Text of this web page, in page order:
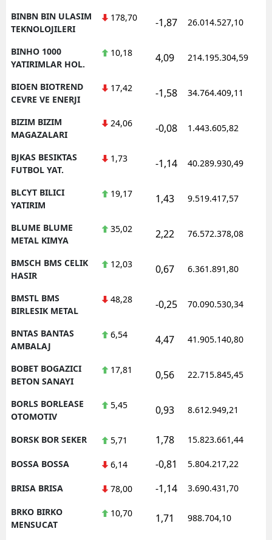
BINBN BIN ULASIM
TEKNOLOJILERI
178,70 -1,87 26.014.527,10
BINHO 1000
YATIRIMLAR HOL.
10,18 4,09 214.195.304,59
BIOEN BIOTREND
CEVRE VE ENERJI
17,42 -1,58 34.764.409,11
BIZIM BIZIM
MAGAZALARI
24,06 -0,08 1.443.605,82
BJKAS BESIKTAS
FUTBOL YAT.
1,73 -1,14 40.289.930,49
BLCYT BILICI
YATIRIM
19,17 1,43 9.519.417,57
BLUME BLUME
METAL KIMYA
35,02 2,22 76.572.378,08
BMSCH BMS CELIK
HASIR
12,03 0,67 6.361.891,80
BMSTL BMS
BIRLESIK METAL
48,28 -0,25 70.090.530,34
BNTAS BANTAS
AMBALAJ
6,54 4,47 41.905.140,80
BOBET BOGAZICI
BETON SANAYI
17,81 0,56 22.715.845,45
BORLS BORLEASE
OTOMOTIV
5,45 0,93 8.612.949,21
BORSK BOR SEKER 5,71 1,78 15.823.661,44
BOSSA BOSSA 6,14 -0,81 5.804.217,22
BRISA BRISA 78,00 -1,14 3.690.431,70
BRKO BIRKO
MENSUCAT
10,70 1,71 988.704,10